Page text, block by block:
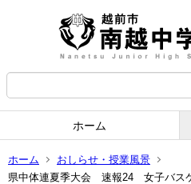
ホーム
ホーム
おしらせ・授業風景
県中体連夏季大会 速報24 女子バス